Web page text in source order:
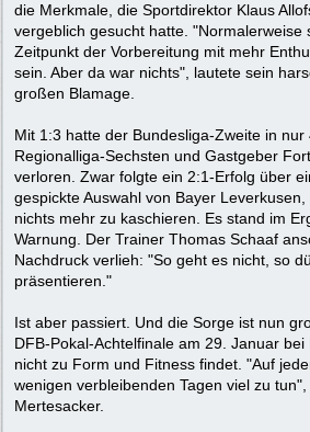
die Merkmale, die Sportdirektor Klaus
vergeblich gesucht hatte. "Normalerweise
Zeitpunkt der Vorbereitung mit mehr
sein. Aber da war nichts", lautete sein
großen Blamage.
Mit 1:3 hatte der Bundesliga-Zweite in
Regionalliga-Sechsten und Gastgeber
verloren. Zwar folgte ein 2:1-Erfolg über
gespickte Auswahl von Bayer
nichts mehr zu kaschieren. Es stand im
Warnung. Der Trainer Thomas Schaaf
Nachdruck verlieh: "So geht es nicht, so
präsentieren."
Ist aber passiert. Und die Sorge ist nun
DFB-Pokal-Achtelfinale am 29. Januar
nicht zu Form und Fitness findet. "Auf
wenigen verbleibenden Tagen viel zu
Mertesacker.